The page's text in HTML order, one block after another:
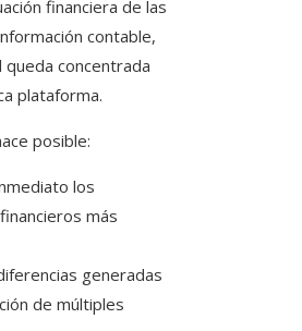
financiera de las
contable,
concentrada
plataforma.
posible:
los
más
generadas
de múltiples